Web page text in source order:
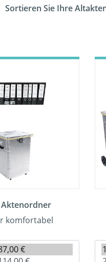
Sortieren Sie Ihre
Aktenordner
komfortabel